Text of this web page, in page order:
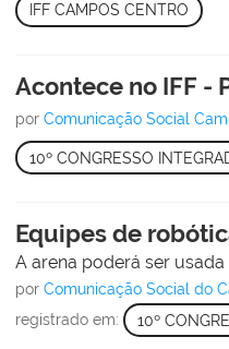
IFF CAMPOS CENTRO
Acontece no IFF -
porComunicação Social
10º CONGRESSO
Equipes de
A arena poderá ser
porComunicação Social do
registrado em: 10º